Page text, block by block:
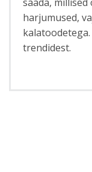
harjumused,
trendidest.